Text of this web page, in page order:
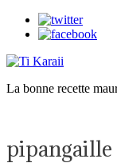
La bonne recette
pipangaille